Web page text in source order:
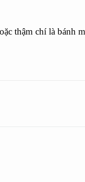
thậm chí là bánh